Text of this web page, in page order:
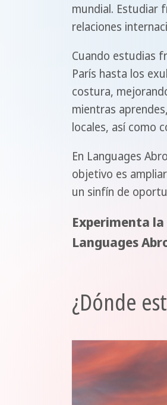
mundial. Estudiar
relaciones
Cuando estudias
París hasta los
costura,
mientras
locales, así como
En Languages
objetivo es
un sinfín de
Experimenta
Languages
¿Dónde